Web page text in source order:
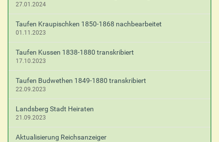
27.01.2024
Taufen Kraupischken 1850-1868 nachbearbeitet
01.11.2023
Taufen Kussen 1838-1880 transkribiert
17.10.2023
Taufen Budwethen 1849-1880 transkribiert
22.09.2023
Landsberg Stadt Heiraten
21.09.2023
Aktualisierung Reichsanzeiger